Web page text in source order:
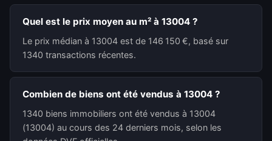
Quel est le prix moyen au m² à 13004 ?
Le prix médian à 13004 est de 146 150 €, basé sur
1340 transactions récentes.
Combien de biens ont été vendus à 13004 ?
1340 biens immobiliers ont été vendus à 13004
(13004) au cours des 24 derniers mois, selon les